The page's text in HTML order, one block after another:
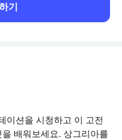
기
이션을 시청하고 이 고전
배워보세요. 상그리아를